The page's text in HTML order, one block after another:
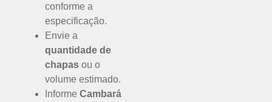
conforme a
especificação.
Envie a
quantidade de
chapas ou o
volume estimado.
Informe Cambará